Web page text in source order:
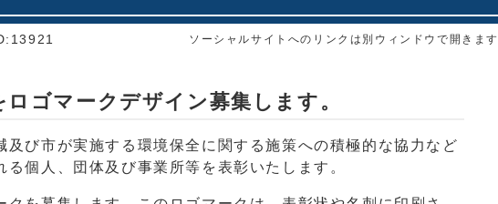
ソーシャルサイトへのリンクは別ウィンドウで開きます
ゴマークデザイン募集します。
び市が実施する環境保全に関する施策への積極的な協力など
個人、団体及び事業所等を表彰いたします。